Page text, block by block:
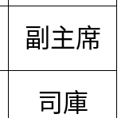
副主席
司庫